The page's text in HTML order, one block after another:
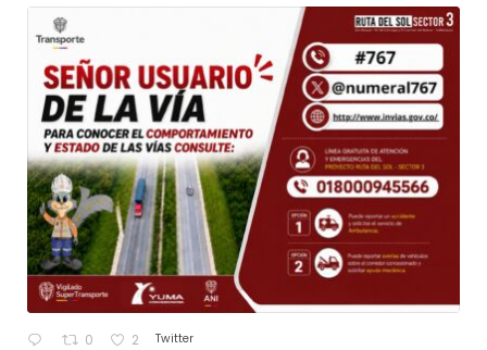
0 2 Twitter